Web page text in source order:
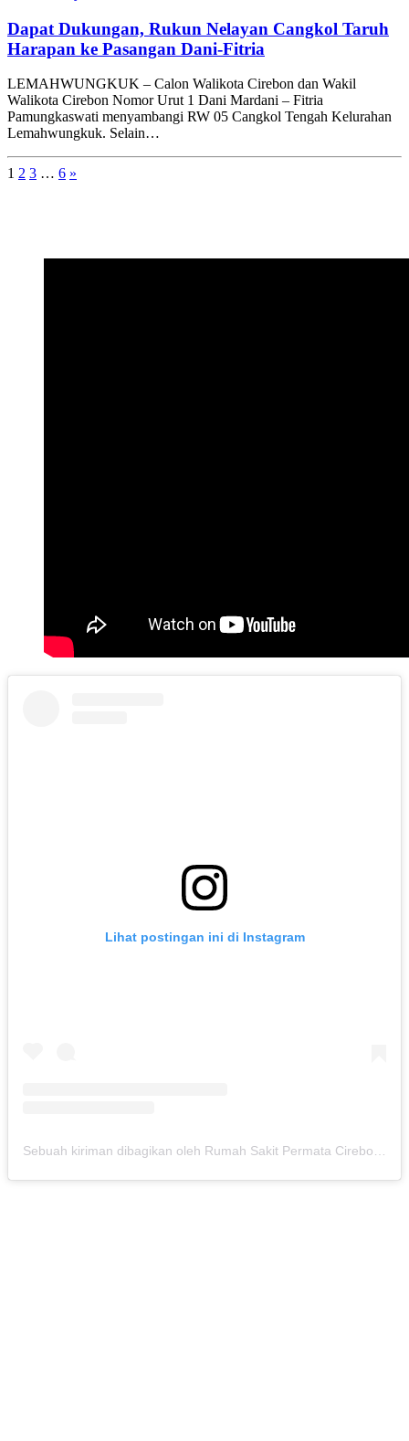
Dapat Dukungan, Rukun Nelayan Cangkol Taruh
Harapan ke Pasangan Dani-Fitria
LEMAHWUNGKUK – Calon Walikota Cirebon dan Wakil
Walikota Cirebon Nomor Urut 1 Dani Mardani – Fitria
Pamungkaswati menyambangi RW 05 Cangkol Tengah Kelurahan
Lemahwungkuk. Selain…
1 2 3 … 6 »
Lihat postingan ini di Instagram
Sebuah kiriman dibagikan oleh Rumah Sakit Permata Cirebon (@rspermatacirebon)